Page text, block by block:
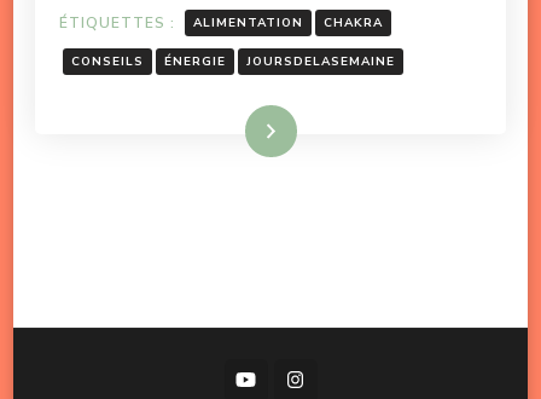
ÉTIQUETTES : ALIMENTATION CHAKRA
CONSEILS ÉNERGIE JOURSDELASEMAINE
Lire la suite